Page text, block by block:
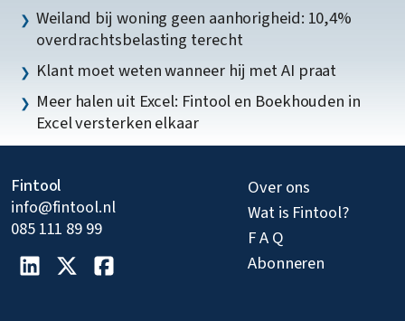
Weiland bij woning geen aanhorigheid: 10,4%
overdrachtsbelasting terecht
Klant moet weten wanneer hij met AI praat
Meer halen uit Excel: Fintool en Boekhouden in
Excel versterken elkaar
Fintool
info@fintool.nl
085 111 89 99
Over ons
Wat is Fintool?
F A Q
Abonneren